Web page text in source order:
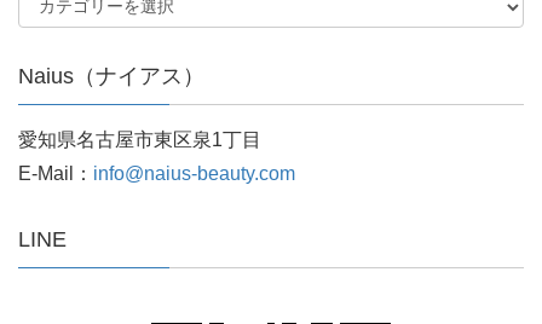
Naius（ナイアス）
愛知県名古屋市東区泉1丁目
E-Mail： info@naius-beauty.com
LINE